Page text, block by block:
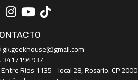
gk.geekhouse@gmail.com
3417194937
Entre Rios 1135 - local 28, Rosario. CP 2000